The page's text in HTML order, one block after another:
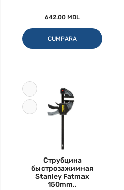
642.00 MDL
CUMPARA
Струбцина
быстрозажимная
Stanley Fatmax
150mm..